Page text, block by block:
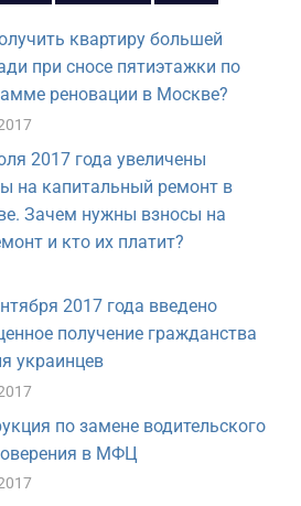
квартиру большей
при сносе пятиэтажки по
реновации в Москве?
2017 года увеличены
на капитальный ремонт в
Зачем нужны взносы на
и кто их платит?
2017 года введено
получение гражданства
украинцев
по замене водительского
в МФЦ